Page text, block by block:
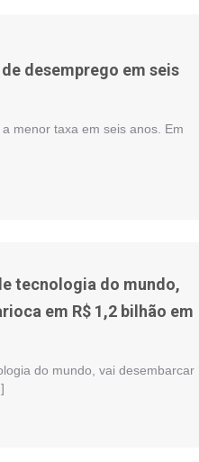
desemprego em seis
menor taxa em seis anos. Em
tecnologia do mundo,
em R$ 1,2 bilhão em
do mundo, vai desembarcar